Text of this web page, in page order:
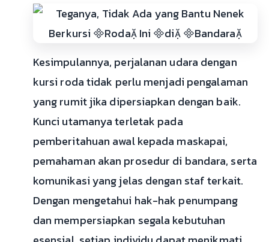
Kesimpulannya, perjalanan udara dengan
kursi roda tidak perlu menjadi pengalaman
yang rumit jika dipersiapkan dengan baik.
Kunci utamanya terletak pada
pemberitahuan awal kepada maskapai,
pemahaman akan prosedur di bandara, serta
komunikasi yang jelas dengan staf terkait.
Dengan mengetahui hak-hak penumpang
dan mempersiapkan segala kebutuhan